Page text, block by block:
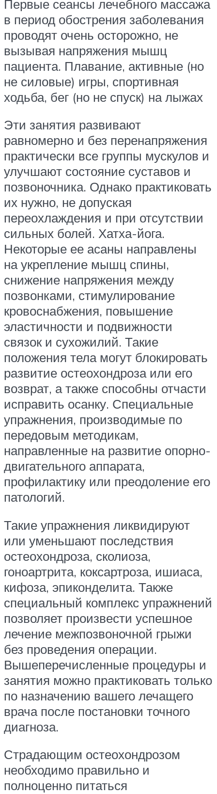
Первые сеансы лечебного массажа
в период обострения заболевания
проводят очень осторожно, не
вызывая напряжения мышц
пациента. Плавание, активные (но
не силовые) игры, спортивная
ходьба, бег (но не спуск) на лыжах
Эти занятия развивают
равномерно и без перенапряжения
практически все группы мускулов и
улучшают состояние суставов и
позвоночника. Однако практиковать
их нужно, не допуская
переохлаждения и при отсутствии
сильных болей. Хатха-йога.
Некоторые ее асаны направлены
на укрепление мышц спины,
снижение напряжения между
позвонками, стимулирование
кровоснабжения, повышение
эластичности и подвижности
связок и сухожилий. Такие
положения тела могут блокировать
развитие остеохондроза или его
возврат, а также способны отчасти
исправить осанку. Специальные
упражнения, производимые по
передовым методикам,
направленные на развитие опорно-
двигательного аппарата,
профилактику или преодоление его
патологий.
Такие упражнения ликвидируют
или уменьшают последствия
остеохондроза, сколиоза,
гоноартрита, коксартроза, ишиаса,
кифоза, эпиконделита. Также
специальный комплекс упражнений
позволяет произвести успешное
лечение межпозвоночной грыжи
без проведения операции.
Вышеперечисленные процедуры и
занятия можно практиковать только
по назначению вашего лечащего
врача после постановки точного
диагноза.
Страдающим остеохондрозом
необходимо правильно и
полноценно питаться